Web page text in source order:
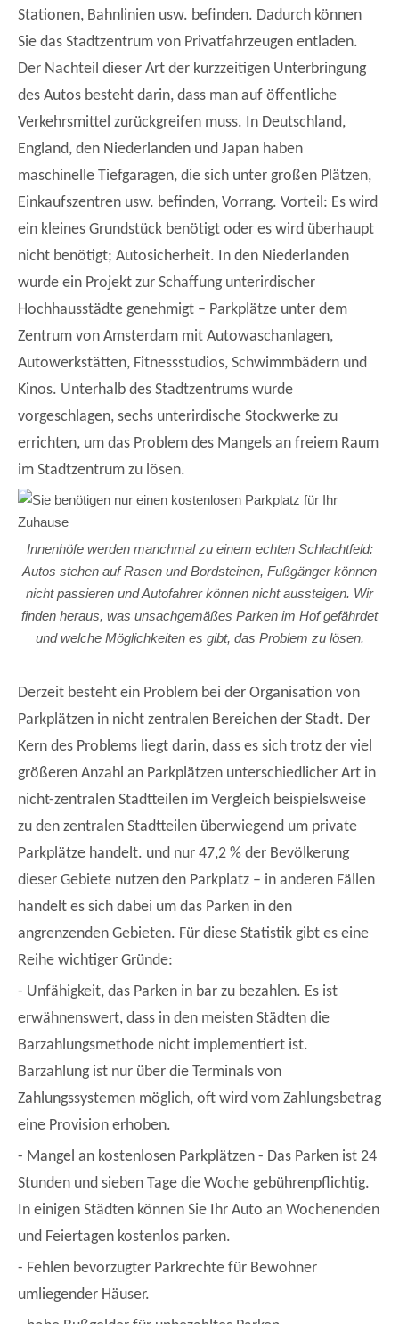
Stationen, Bahnlinien usw. befinden. Dadurch können
Sie das Stadtzentrum von Privatfahrzeugen entladen.
Der Nachteil dieser Art der kurzzeitigen Unterbringung
des Autos besteht darin, dass man auf öffentliche
Verkehrsmittel zurückgreifen muss. In Deutschland,
England, den Niederlanden und Japan haben
maschinelle Tiefgaragen, die sich unter großen Plätzen,
Einkaufszentren usw. befinden, Vorrang. Vorteil: Es wird
ein kleines Grundstück benötigt oder es wird überhaupt
nicht benötigt; Autosicherheit. In den Niederlanden
wurde ein Projekt zur Schaffung unterirdischer
Hochhausstädte genehmigt – Parkplätze unter dem
Zentrum von Amsterdam mit Autowaschanlagen,
Autowerkstätten, Fitnessstudios, Schwimmbädern und
Kinos. Unterhalb des Stadtzentrums wurde
vorgeschlagen, sechs unterirdische Stockwerke zu
errichten, um das Problem des Mangels an freiem Raum
im Stadtzentrum zu lösen.
Innenhöfe werden manchmal zu einem echten Schlachtfeld:
Autos stehen auf Rasen und Bordsteinen, Fußgänger können
nicht passieren und Autofahrer können nicht aussteigen. Wir
finden heraus, was unsachgemäßes Parken im Hof ​​gefährdet
und welche Möglichkeiten es gibt, das Problem zu lösen.
Derzeit besteht ein Problem bei der Organisation von
Parkplätzen in nicht zentralen Bereichen der Stadt. Der
Kern des Problems liegt darin, dass es sich trotz der viel
größeren Anzahl an Parkplätzen unterschiedlicher Art in
nicht-zentralen Stadtteilen im Vergleich beispielsweise
zu den zentralen Stadtteilen überwiegend um private
Parkplätze handelt. und nur 47,2 % der Bevölkerung
dieser Gebiete nutzen den Parkplatz – in anderen Fällen
handelt es sich dabei um das Parken in den
angrenzenden Gebieten. Für diese Statistik gibt es eine
Reihe wichtiger Gründe:
- Unfähigkeit, das Parken in bar zu bezahlen. Es ist
erwähnenswert, dass in den meisten Städten die
Barzahlungsmethode nicht implementiert ist.
Barzahlung ist nur über die Terminals von
Zahlungssystemen möglich, oft wird vom Zahlungsbetrag
eine Provision erhoben.
- Mangel an kostenlosen Parkplätzen - Das Parken ist 24
Stunden und sieben Tage die Woche gebührenpflichtig.
In einigen Städten können Sie Ihr Auto an Wochenenden
und Feiertagen kostenlos parken.
- Fehlen bevorzugter Parkrechte für Bewohner
umliegender Häuser.